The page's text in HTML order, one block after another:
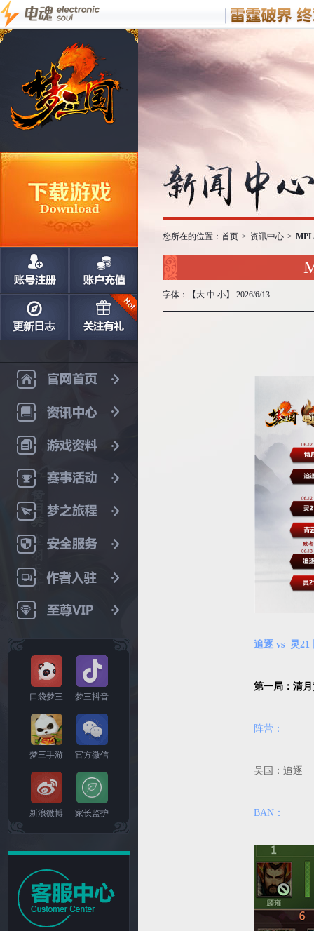
口袋梦三 梦三抖音
梦三手游 官方微信
新浪微博 家长监护
您所在的位置： 首页 > 资讯中心 >
字体：【 大 中 小】 2026/6/13
追逐 vs 灵21
第一局：清
阵营：
吴国：追
BAN：